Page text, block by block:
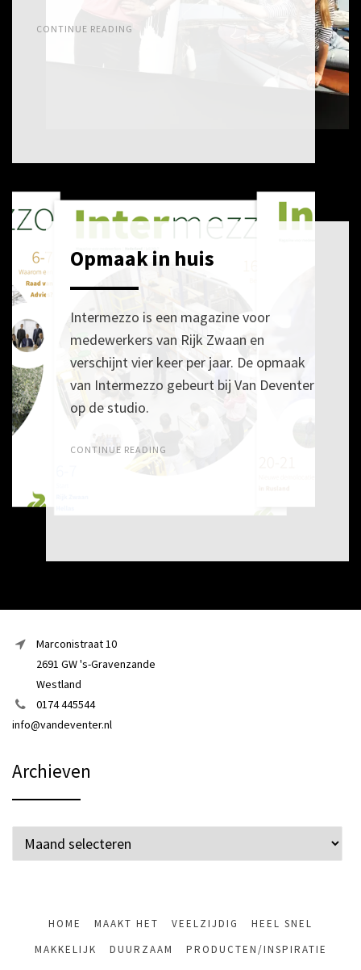
CONTINUE READING
POSTED
5
Opmaak in huis
Intermezzo is een magazine voor
medewerkers van Rijk Zwaan en
verschijnt vier keer per jaar. De opmaak
van Intermezzo gebeurt bij Van Deventer
op de studio.
CONTINUE READING
Marconistraat 10
2691 GW 's-Gravenzande
Westland
0174 445544
info@vandeventer.nl
Archieven
Archieven
HOME MAAKT HET VEELZIJDIG
HEEL SNEL
MAKKELIJK
DUURZAAM
PRODUCTEN/INSPIRATIE